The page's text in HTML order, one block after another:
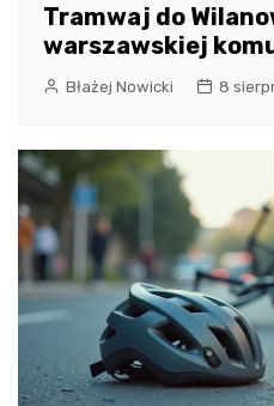
Tramwaj do
warszawskiej
Błażej Nowicki 8